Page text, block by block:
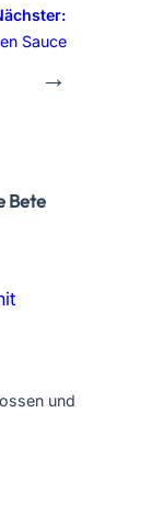
Sauce
→
Bete
und